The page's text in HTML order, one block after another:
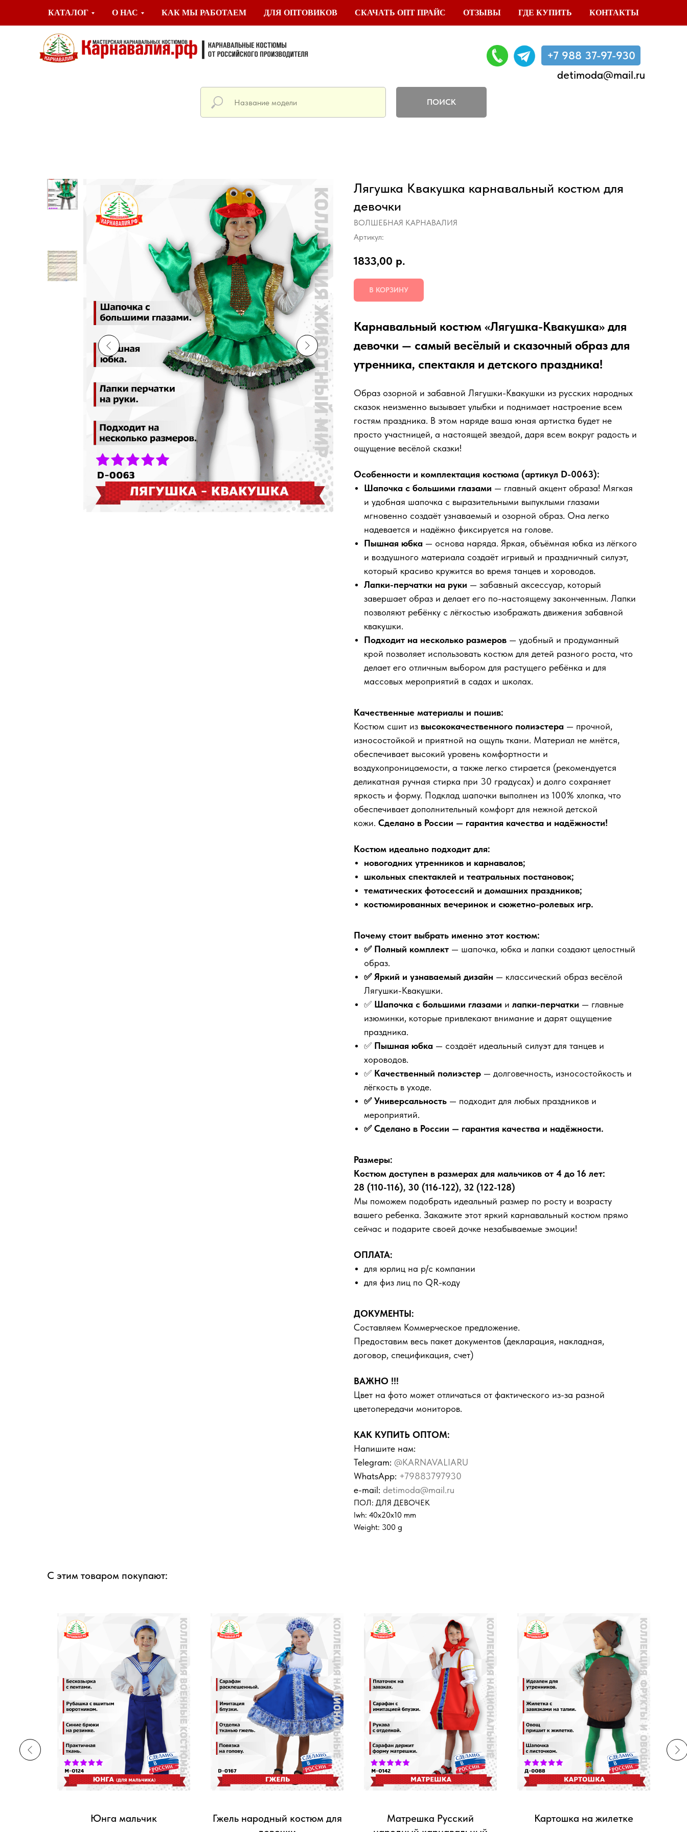
КАТАЛОГ О НАС КАК МЫ РАБОТАЕМ ДЛЯ ОПТОВИКОВ СКАЧАТЬ ОПТ ПРАЙС ОТЗЫВЫ ГДЕ КУПИТЬ КОНТАКТЫ
detimoda@mail.ru
+7 988 37-97-930
ПОИСК
Лягушка Квакушка карнавальный костюм для
девочки
ВОЛШЕБНАЯ КАРНАВАЛИЯ
Артикул:
1833,00 р.
В КОРЗИНУ
Карнавальный костюм «Лягушка-Квакушка» для
девочки — самый весёлый и сказочный образ для
утренника, спектакля и детского праздника!
Образ озорной и забавной Лягушки-Квакушки из русских народных
сказок неизменно вызывает улыбки и поднимает настроение всем
гостям праздника. В этом наряде ваша юная артистка будет не
просто участницей, а настоящей звездой, даря всем вокруг радость и
ощущение весёлой сказки!
Особенности и комплектация костюма (артикул D-0063):
Шапочка с большими глазами — главный акцент образа! Мягкая
и удобная шапочка с выразительными выпуклыми глазами
мгновенно создаёт узнаваемый и озорной образ. Она легко
надевается и надёжно фиксируется на голове.
Пышная юбка — основа наряда. Яркая, объёмная юбка из лёгкого
и воздушного материала создаёт игривый и праздничный силуэт,
который красиво кружится во время танцев и хороводов.
Лапки-перчатки на руки — забавный аксессуар, который
завершает образ и делает его по-настоящему законченным. Лапки
позволяют ребёнку с лёгкостью изображать движения забавной
квакушки.
Подходит на несколько размеров — удобный и продуманный
крой позволяет использовать костюм для детей разного роста, что
делает его отличным выбором для растущего ребёнка и для
массовых мероприятий в садах и школах.
Качественные материалы и пошив:
Костюм сшит из высококачественного полиэстера — прочной,
износостойкой и приятной на ощупь ткани. Материал не мнётся,
обеспечивает высокий уровень комфортности и
воздухопроницаемости, а также легко стирается (рекомендуется
деликатная ручная стирка при 30 градусах) и долго сохраняет
яркость и форму. Подклад шапочки выполнен из 100% хлопка, что
обеспечивает дополнительный комфорт для нежной детской
кожи. Сделано в России — гарантия качества и надёжности!
Костюм идеально подходит для:
новогодних утренников и карнавалов;
школьных спектаклей и театральных постановок;
тематических фотосессий и домашних праздников;
костюмированных вечеринок и сюжетно-ролевых игр.
Почему стоит выбрать именно этот костюм:
✅ Полный комплект — шапочка, юбка и лапки создают целостный
образ.
✅ Яркий и узнаваемый дизайн — классический образ весёлой
Лягушки-Квакушки.
✅ Шапочка с большими глазами и лапки-перчатки — главные
изюминки, которые привлекают внимание и дарят ощущение
праздника.
✅ Пышная юбка — создаёт идеальный силуэт для танцев и
хороводов.
✅ Качественный полиэстер — долговечность, износостойкость и
лёгкость в уходе.
✅ Универсальность — подходит для любых праздников и
мероприятий.
✅ Сделано в России — гарантия качества и надёжности.
Размеры:
Костюм доступен в размерах для мальчиков от 4 до 16 лет:
28 (110-116), 30 (116-122), 32 (122-128)
Мы поможем подобрать идеальный размер по росту и возрасту
вашего ребенка. Закажите этот яркий карнавальный костюм прямо
сейчас и подарите своей дочке незабываемые эмоции!
ОПЛАТА:
для юрлиц на р/с компании
для физ лиц по QR-коду
ДОКУМЕНТЫ:
Составляем Коммерческое предложение.
Предоставим весь пакет документов (декларация, накладная,
договор, спецификация, счет)
ВАЖНО !!!
Цвет на фото может отличаться от фактического из-за разной
цветопередачи мониторов.
КАК КУПИТЬ ОПТОМ:
Напишите нам:
Telegram: @KARNAVALIARU
WhatsApp: +79883797930
e-mail: detimoda@mail.ru
ПОЛ: ДЛЯ ДЕВОЧЕК
lwh: 40x20x10 mm
Weight: 300 g
С этим товаром покупают:
Юнга мальчик
Гжель народный костюм для
Матрешка Русский
Картошка на жилетке